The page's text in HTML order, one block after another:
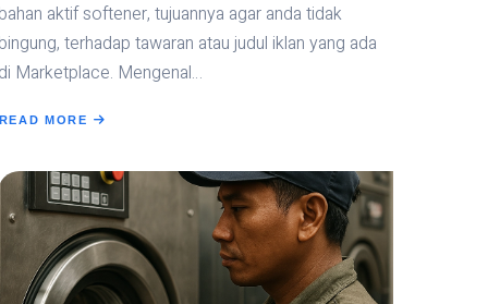
bahan aktif softener, tujuannya agar anda tidak
bingung, terhadap tawaran atau judul iklan yang ada
di Marketplace. Mengenal…
READ MORE
ABOUT
SOFTENER